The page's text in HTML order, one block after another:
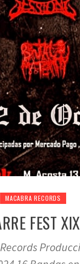
MACABRA RECORDS
FEST